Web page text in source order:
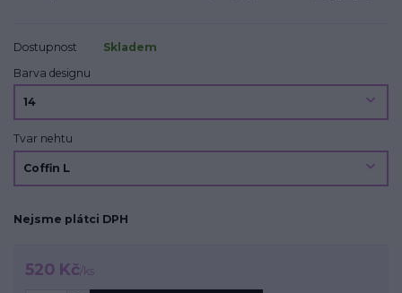
Dostupnost
Skladem
Barva designu
Tvar nehtu
Nejsme plátci DPH
520 Kč/ks